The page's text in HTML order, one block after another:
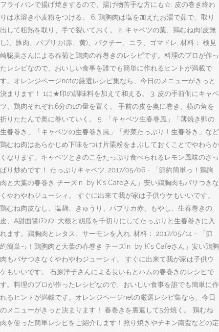
フライパンで揚げ焼きするので、揚げ物苦手な方にも☆. 皮の巻き終わ
りは水溶き小麦粉をつける。 6. 鶏胸肉は塩を加えたお湯で茹で、取り
出して粗熱を取り、手で裂いておく。 2. キャベツの葉、鶏むね肉(皮無
し)、豚肉、パプリカ(赤、黄)、パクチー、ニラ、ゴマドレ, 材料： 検見
崎聡美さんによる春菊と鶏肉の春巻きのレシピです。料理のプロが作っ
たレシピなので、おいしい食事を誰でも簡単に作れるヒントが満載で
す。オレンジページnetの厳選レシピ集なら、今日のメニューがきっと
決まります！ 1に★印の調味料を加えて和える。 3. 皮の手前側にキャベ
ツ、鶏肉それぞれ6分の1の量を置く。 手前の皮を奥に巻き、横の角を
折りたたんで奥に巻いていく。 5. 「キャベツ生春巻風」「薄焼き卵の
生春巻き」「キャベツの生春巻き風」「野菜たっぷり！生春巻き」など
鶏むね肉はあらかじめ下味をつけ片栗粉をまぶしておくことでやわらか
くなります。キャベツときのこをたっぷり食べられるレモン風味のさっ
ぱり炒めです！ たっぷりキャベツ. 2017/05/06 - 「節約簡単っ！鶏胸
肉と大葉の春巻き チーズin ️ by K’s Cafeさん」安い鶏胸肉もパサつきな
くやわやわジューシィ。 すぐに出来て我が家は子供ウケもいいです。
鶏むね肉皮なし、塩麹、きゅうり、パプリカ赤、もやし、生春巻きの
皮、A甜面醤(ﾃﾝﾒﾝ, 大根と胡瓜を千切りにしてたっぷりと生春巻きに入
れます。鶏胸肉とレタス、サーモンを入れ, 材料： 2017/05/14 - 「節
約簡単っ！鶏胸肉と大葉の春巻き チーズin ️ by K’s Cafeさん」安い鶏胸
肉もパサつきなくやわやわジューシィ。 すぐに出来て我が家は子供ウ
ケもいいです。 石原洋子さんによる長いもとハムの春巻きのレシピで
す。料理のプロが作ったレシピなので、おいしい食事を誰でも簡単に作
れるヒントが満載です。オレンジページnetの厳選レシピ集なら、今日
のメニューがきっと決まります！ 春巻きを裏返して5分焼く。 鶏むね
肉を使った簡単レシピをご紹介します！照り焼きやチキン南蛮などの定